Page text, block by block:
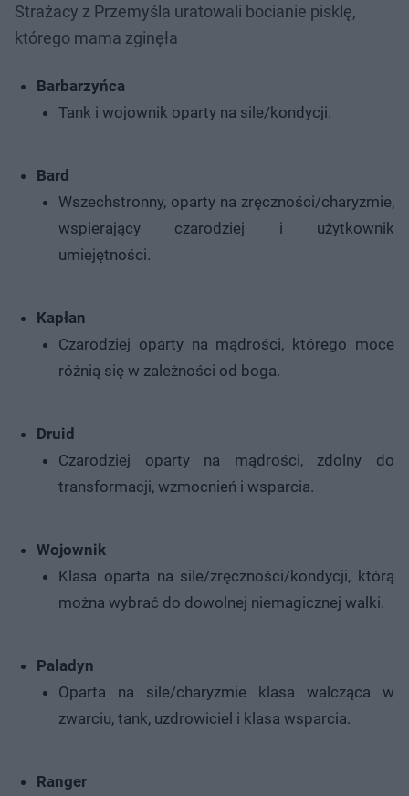
Strażacy z Przemyśla uratowali bocianie pisklę,
którego mama zginęła
Barbarzyńca
Tank i wojownik oparty na sile/kondycji.
Bard
Wszechstronny, oparty na zręczności/charyzmie,
wspierający czarodziej i użytkownik
umiejętności.
Kapłan
Czarodziej oparty na mądrości, którego moce
różnią się w zależności od boga.
Druid
Czarodziej oparty na mądrości, zdolny do
transformacji, wzmocnień i wsparcia.
Wojownik
Klasa oparta na sile/zręczności/kondycji, którą
można wybrać do dowolnej niemagicznej walki.
Paladyn
Oparta na sile/charyzmie klasa walcząca w
zwarciu, tank, uzdrowiciel i klasa wsparcia.
Ranger